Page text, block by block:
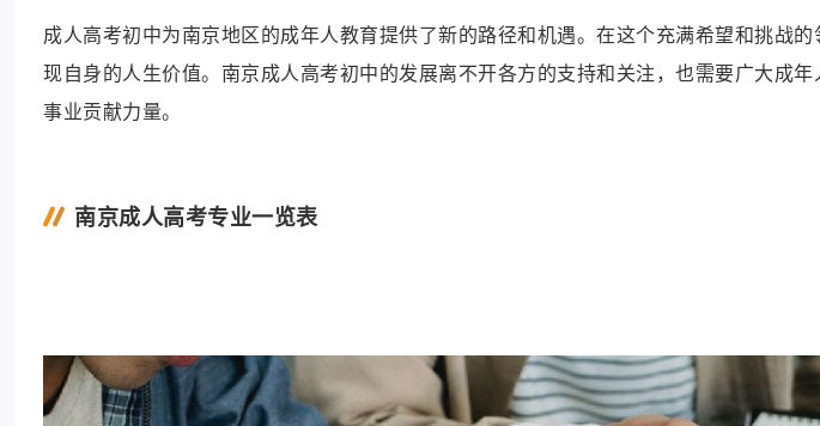
成人高考初中为南京地区的成年人教育提供了新的路径和机遇。在这个充满希望和挑战
现自身的人生价值。南京成人高考初中的发展离不开各方的支持和关注，也需要广大成
事业贡献力量。
南京成人高考专业一览表